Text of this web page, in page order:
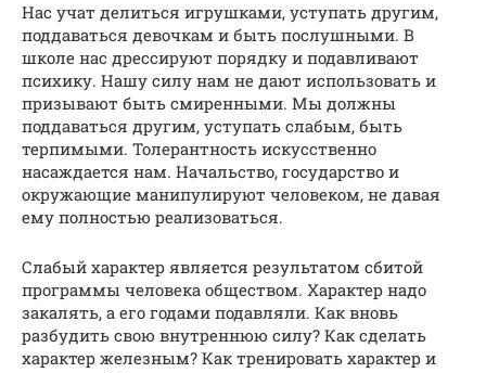
Нас учат делиться игрушками, уступать другим,
поддаваться девочкам и быть послушными. В
школе нас дрессируют порядку и подавливают
психику. Нашу силу нам не дают использовать и
призывают быть смиренными. Мы должны
поддаваться другим, уступать слабым, быть
терпимыми. Толерантность искусственно
насаждается нам. Начальство, государство и
окружающие манипулируют человеком, не давая
ему полностью реализоваться.
Слабый характер является результатом сбитой
программы человека обществом. Характер надо
закалять, а его годами подавляли. Как вновь
разбудить свою внутреннюю силу? Как сделать
характер железным? Как тренировать характер и